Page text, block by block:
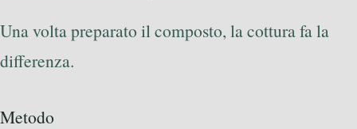
Una volta preparato il composto, la cottura fa la
differenza.
Metodo